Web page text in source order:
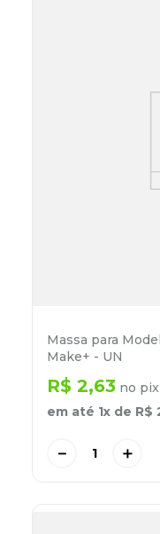
Massa para
Make+ - UN
R$ 2,63 no pix
em até 1x de R$
＋
－